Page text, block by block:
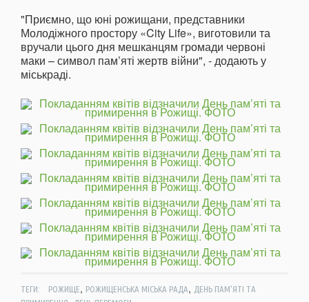
"Приємно, що юні рожищани, представники
Молодіжного простору «City Life», виготовили та
вручали цього дня мешканцям громади червоні
маки – символ пам’яті жертв війни", - додають у
міськраді.
ТЕГИ: РОЖИЩЕ, РОЖИЩЕНСЬКА МІСЬКА РАДА, ДЕНЬ ПАМ'ЯТІ ТА